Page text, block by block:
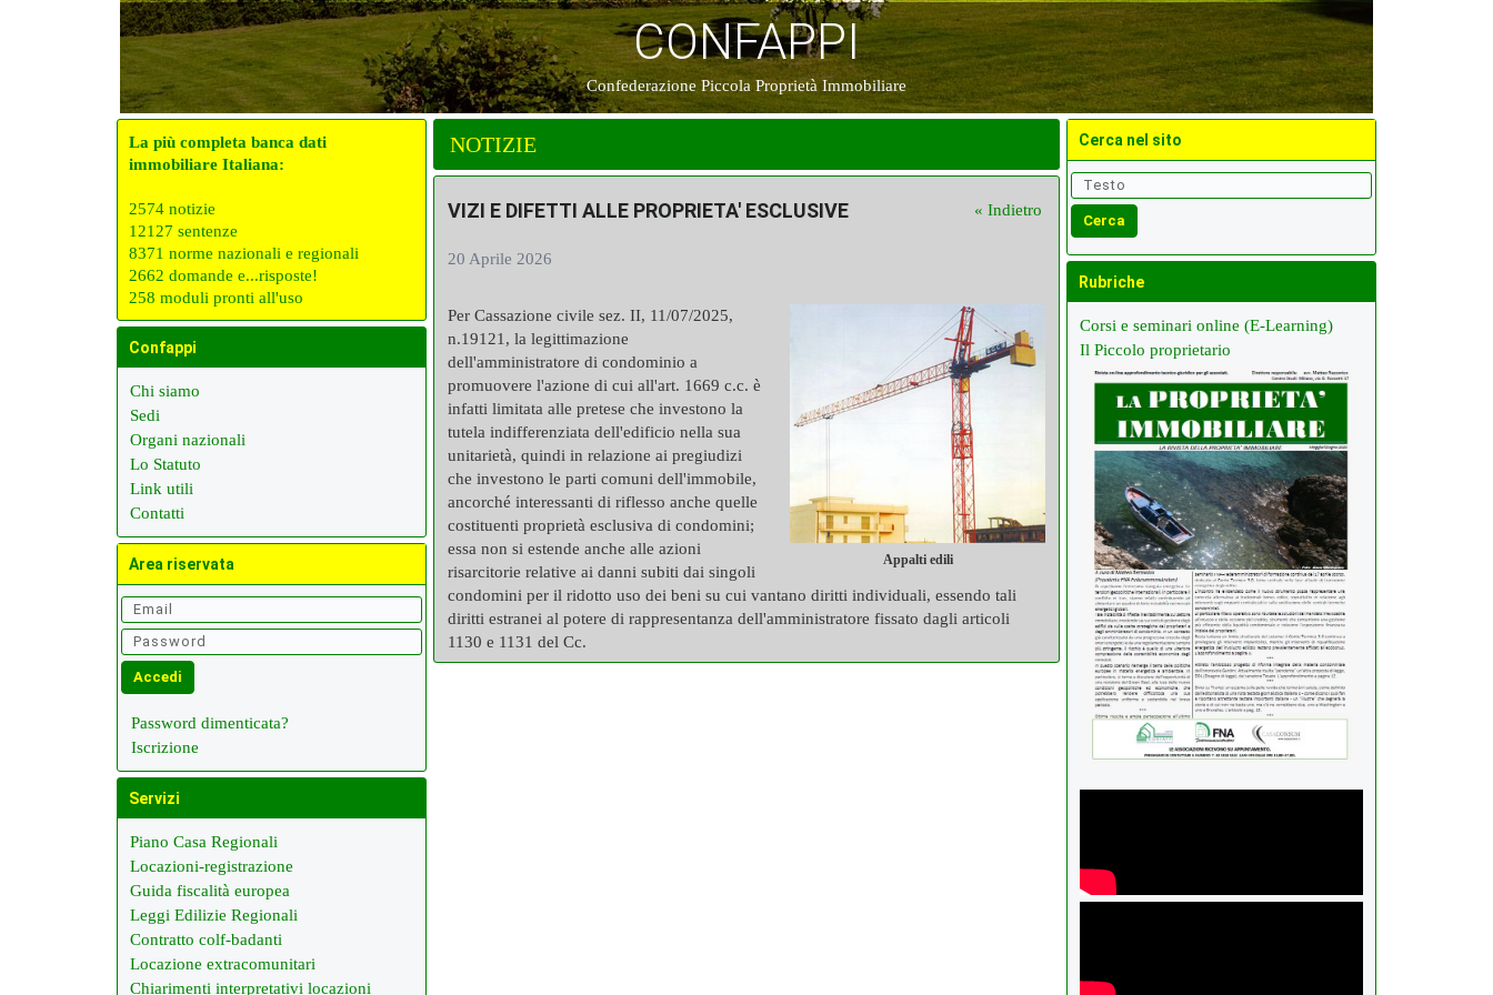
CONFAPPI
Confederazione Piccola Proprietà Immobiliare
La più completa banca dati
immobiliare Italiana:
2574 notizie
12127 sentenze
8371 norme nazionali e regionali
2662 domande e...risposte!
258 moduli pronti all'uso
Confappi
Chi siamo
Sedi
Organi nazionali
Lo Statuto
Link utili
Contatti
Area riservata
Password dimenticata?
Iscrizione
Servizi
Piano Casa Regionali
Locazioni-registrazione
Guida fiscalità europea
Leggi Edilizie Regionali
Contratto colf-badanti
Locazione extracomunitari
Chiarimenti interpretativi locazioni
NOTIZIE
VIZI E DIFETTI ALLE PROPRIETA' ESCLUSIVE « Indietro
20 Aprile 2026
Appalti edili
Per Cassazione civile sez. II, 11/07/2025,
n.19121, la legittimazione
dell'amministratore di condominio a
promuovere l'azione di cui all'art. 1669 c.c. è
infatti limitata alle pretese che investono la
tutela indifferenziata dell'edificio nella sua
unitarietà, quindi in relazione ai pregiudizi
che investono le parti comuni dell'immobile,
ancorché interessanti di riflesso anche quelle
costituenti proprietà esclusiva di condomini;
essa non si estende anche alle azioni
risarcitorie relative ai danni subiti dai singoli
condomini per il ridotto uso dei beni su cui vantano diritti individuali, essendo tali
diritti estranei al potere di rappresentanza dell'amministratore fissato dagli articoli
1130 e 1131 del Cc.
Cerca nel sito
Rubriche
Corsi e seminari online (E-Learning)
Il Piccolo proprietario